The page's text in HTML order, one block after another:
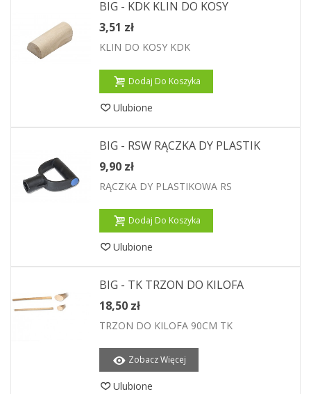
BIG - KDK KLIN DO KOSY
3,51 zł
KLIN DO KOSY KDK
Dodaj Do Koszyka
Ulubione
BIG - RSW RĄCZKA DY PLASTIK
9,90 zł
RĄCZKA DY PLASTIKOWA RS
Dodaj Do Koszyka
Ulubione
BIG - TK TRZON DO KILOFA
18,50 zł
TRZON DO KILOFA 90CM TK
Zobacz Więcej
Ulubione